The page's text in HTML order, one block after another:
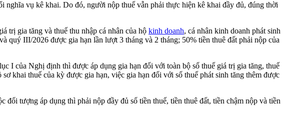
nghĩa vụ kê khai. Do đó, người nộp thuế vẫn phải thực hiện kê khai đầy đủ, đúng thời
trị gia tăng và thuế thu nhập cá nhân của hộ kinh doanh, cá nhân kinh doanh phát sinh
quý III/2026 được gia hạn lần lượt 3 tháng và 2 tháng; 50% tiền thuê đất phải nộp của
I của Nghị định thì được áp dụng gia hạn đối với toàn bộ số thuế giá trị gia tăng, thuế
khai thuế của kỳ được gia hạn, việc gia hạn đối với số thuế phát sinh tăng thêm được
tượng áp dụng thì phải nộp đầy đủ số tiền thuế, tiền thuê đất, tiền chậm nộp và tiền